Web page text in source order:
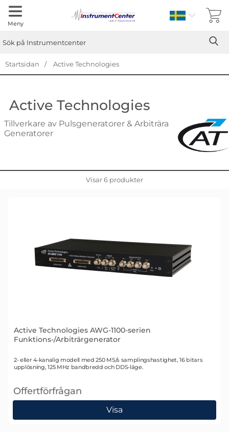
Meny Sverige
Startsidan Active Technologies
Active Technologies
Tillverkare av Pulsgeneratorer & Arbiträra
Generatorer
Visar 6 produkter
Active Technologies AWG-1100-serien
Funktions-/Arbiträrgenerator
Art. nr 2587
2- eller 4-kanalig modell med 250 MS/s samplingshastighet, 16 bitars
upplösning, 125 MHz bandbredd och DDS-läge.
Offertförfrågan
, Active Technologies AWG-1100-serien Funktions-/
Visa